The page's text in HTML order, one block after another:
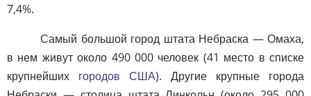
7,4%.
Самый большой город штата Небраска — Омаха,
в нем живут около 490 000 человек (41 место в списке
крупнейших городов США). Другие крупные города